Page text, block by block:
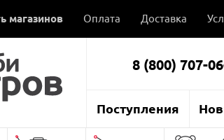
магазинов Оплата Доставка
8 (800) 707-
Поступления